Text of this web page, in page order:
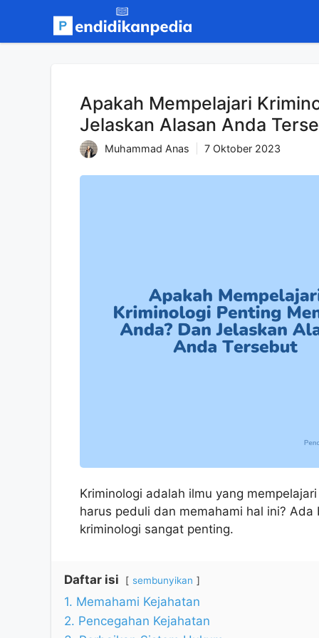
isi
Apakah Mempelajari
Jelaskan Alasan Anda
Muhammad Anas 7 Oktober 2023
Kriminologi adalah ilmu yang
harus peduli dan memahami hal ini?
kriminologi sangat penting.
Daftar isi sembunyikan
1. Memahami Kejahatan
2. Pencegahan Kejahatan